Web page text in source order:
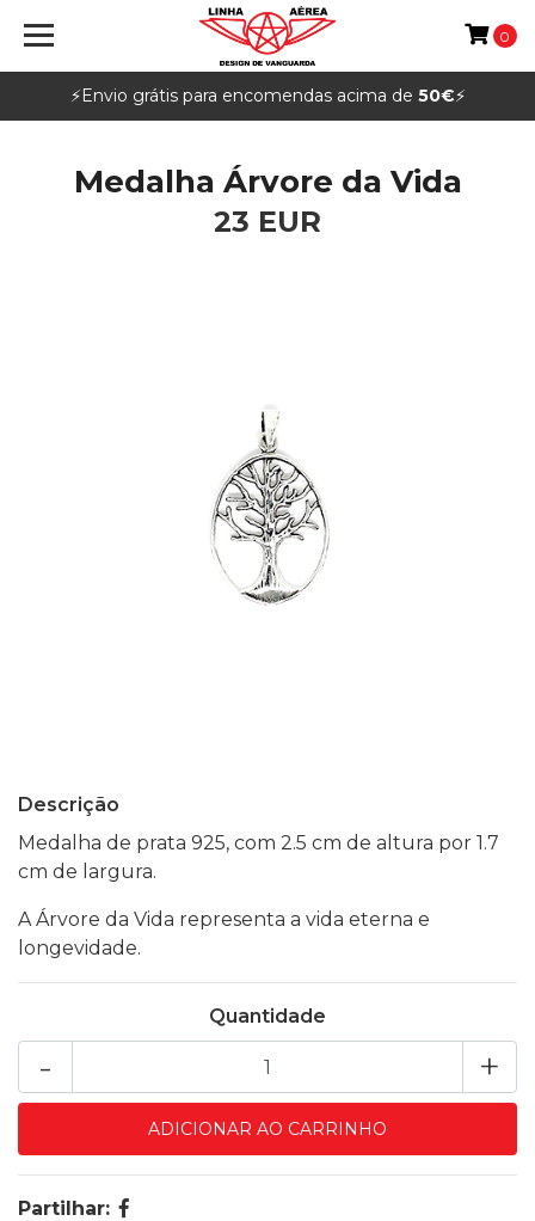
⚡️Envio grátis para encomendas acima de 50€⚡️
0
Medalha Árvore da Vida
23 EUR
Descrição
Medalha de prata 925, com 2.5 cm de altura por 1.7
cm de largura.
A Árvore da Vida representa a vida eterna e
longevidade.
Quantidade
+
-
Partilhar: